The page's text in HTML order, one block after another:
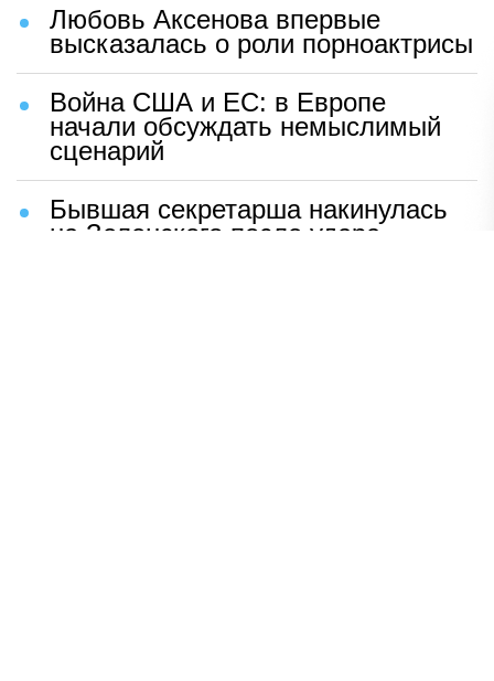
Любовь Аксенова впервые
высказалась о роли порноактрисы
Война США и ЕС: в Европе
начали обсуждать немыслимый
сценарий
Бывшая секретарша накинулась
на Зеленского после удара